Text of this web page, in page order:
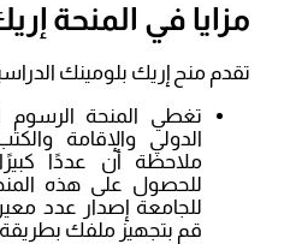
مزايا في المنحة
تقدم منح إريك بلومينك
تغطي المنحة الرسوم
الدولي والإقامة
ملاحظة أن عددًا
للحصول على هذه
للجامعة إصدار عدد
قم بتجهيز ملفك بطريقة